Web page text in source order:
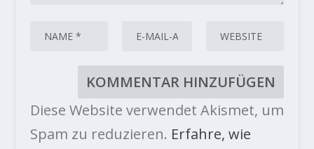
Diese Website verwendet Akismet, um
Spam zu reduzieren. Erfahre, wie